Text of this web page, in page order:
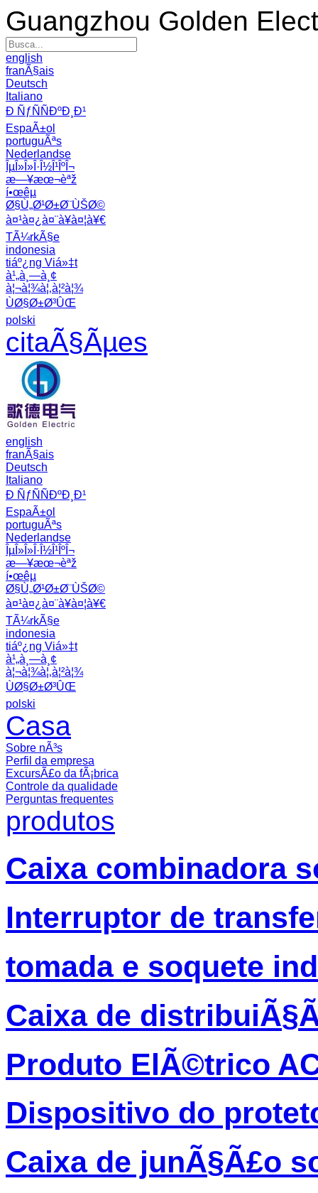
Guangzhou Golden
english
franÃ§ais
Deutsch
Italiano
Ð ÑƒÑÑÐºÐ¸Ð¹
EspaÃ±ol
portuguÃªs
Nederlandse
ÎµÎ»Î»Î·Î½Î¹ÎºÎ¬
æ—¥æœ¬èªž
í•œêµ­
Ø§Ù„Ø¹Ø±Ø¨ÙŠØ©
à¤¹à¤¿à¤¨à¥à¤¦à¥€
TÃ¼rkÃ§e
indonesia
tiáº¿ng Viá»‡t
à¹„à¸—à¸¢
à¦¬à¦¾à¦‚à¦²à¦¾
ÙØ§Ø±Ø³ÛŒ
polski
citaÃ§Ãµes
english
franÃ§ais
Deutsch
Italiano
Ð ÑƒÑÑÐºÐ¸Ð¹
EspaÃ±ol
portuguÃªs
Nederlandse
ÎµÎ»Î»Î·Î½Î¹ÎºÎ¬
æ—¥æœ¬èªž
í•œêµ­
Ø§Ù„Ø¹Ø±Ø¨ÙŠØ©
à¤¹à¤¿à¤¨à¥à¤¦à¥€
TÃ¼rkÃ§e
indonesia
tiáº¿ng Viá»‡t
à¹„à¸—à¸¢
à¦¬à¦¾à¦‚à¦²à¦¾
ÙØ§Ø±Ø³ÛŒ
polski
Casa
Sobre nÃ³s
Perfil da empresa
ExcursÃ£o da fÃ¡brica
Controle da qualidade
Perguntas frequentes
produtos
Caixa combinadora
Interruptor de
tomada e soquete
Caixa de
Produto ElÃ©trico
Dispositivo do
Caixa de junÃ§Ã£o